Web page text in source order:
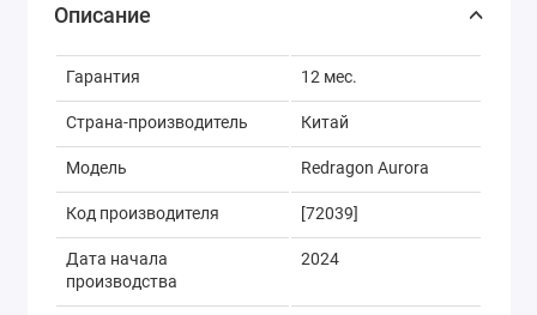
Описание
Гарантия 12 мес.
Страна-производитель Китай
Модель Redragon Aurora
Код производителя [72039]
Дата начала
производства
2024